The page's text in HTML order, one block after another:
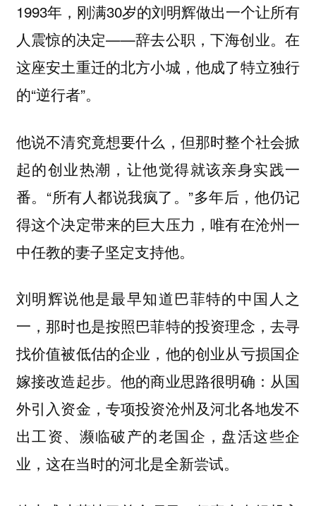
1993年，刚满30岁的刘明辉做出一个让所有
人震惊的决定——辞去公职，下海创业。在
这座安土重迁的北方小城，他成了特立独行
的“逆行者”。
他说不清究竟想要什么，但那时整个社会掀
起的创业热潮，让他觉得就该亲身实践一
番。“所有人都说我疯了。”多年后，他仍记
得这个决定带来的巨大压力，唯有在沧州一
中任教的妻子坚定支持他。
刘明辉说他是最早知道巴菲特的中国人之
一，那时也是按照巴菲特的投资理念，去寻
找价值被低估的企业，他的创业从亏损国企
嫁接改造起步。他的商业思路很明确：从国
外引入资金，专项投资沧州及河北各地发不
出工资、濒临破产的老国企，盘活这些企
业，这在当时的河北是全新尝试。